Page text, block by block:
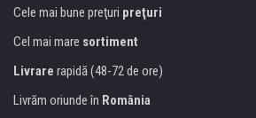
Cele mai bune preţuri preţuri
Cel mai mare sortiment
Livrare rapidă (48-72 de ore)
Livrăm oriunde în România